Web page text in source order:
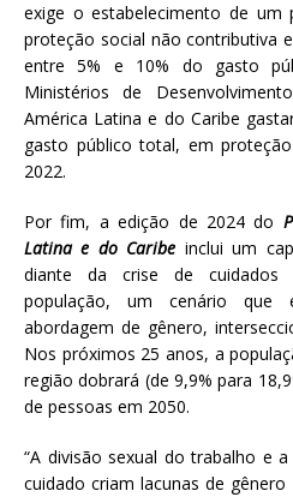
exige o estabelecimento de um
proteção social não contributiva
entre 5% e 10% do gasto
Ministérios de
América Latina e do Caribe
gasto público total, em
2022.
Por fim, a edição de 2024 do
Latina e do Caribe inclui um
diante da crise de cuidados
população, um cenário que
abordagem de gênero,
Nos próximos 25 anos, a
região dobrará (de 9,9% para
de pessoas em 2050.
“A divisão sexual do trabalho e
cuidado criam lacunas de